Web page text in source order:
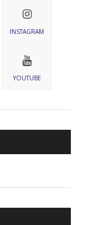
INSTAGRAM
YOUTUBE